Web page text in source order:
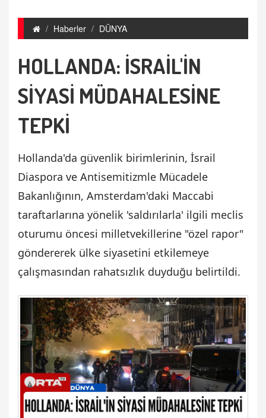
Haberler DÜNYA
HOLLANDA: İSRAİL'İN
SİYASİ MÜDAHALESİNE
TEPKİ
Hollanda'da güvenlik birimlerinin, İsrail
Diaspora ve Antisemitizmle Mücadele
Bakanlığının, Amsterdam'daki Maccabi
taraftarlarına yönelik 'saldırılarla' ilgili meclis
oturumu öncesi milletvekillerine "özel rapor"
göndererek ülke siyasetini etkilemeye
çalışmasından rahatsızlık duyduğu belirtildi.